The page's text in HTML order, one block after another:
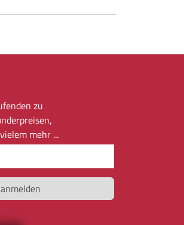
zu
mehr ...